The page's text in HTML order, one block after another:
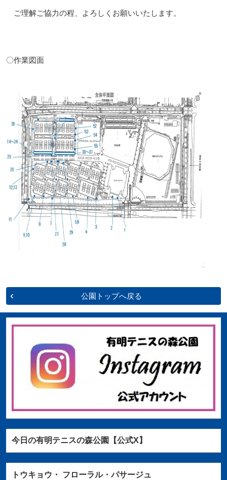
ご理解ご協力の程、よろしくお願いいたします。
〇作業図面
公園トップへ戻る
今日の有明テニスの森公園【公式X】
トウキョウ・ フローラル・パサージュ